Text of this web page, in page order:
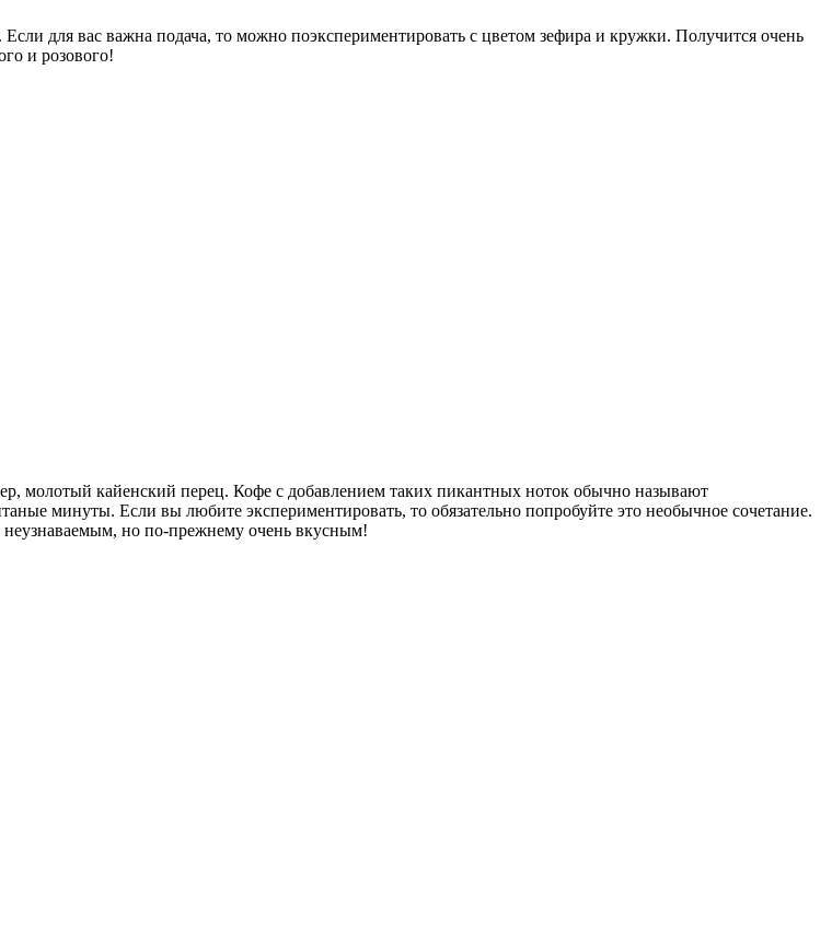
для вас важна подача, то можно поэкспериментировать с цветом зефира и кружки. Получится очень
и розового!
молотый кайенский перец. Кофе с добавлением таких пикантных ноток обычно называют
минуты. Если вы любите экспериментировать, то обязательно попробуйте это необычное сочетание.
но по-прежнему очень вкусным!